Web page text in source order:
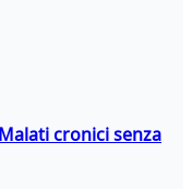
cronici senza